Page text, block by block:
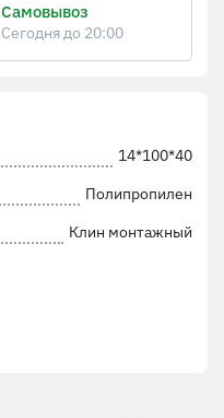
14*100*40
Полипропилен
Клин монтажный
Самовывоз
Сегодня до 20:00